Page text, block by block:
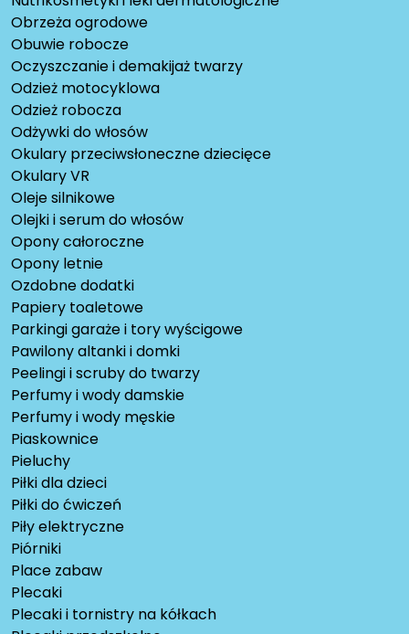
Obrzeża ogrodowe
Obuwie robocze
Oczyszczanie i demakijaż twarzy
Odzież motocyklowa
Odzież robocza
Odżywki do włosów
Okulary przeciwsłoneczne dziecięce
Okulary VR
Oleje silnikowe
Olejki i serum do włosów
Opony całoroczne
Opony letnie
Ozdobne dodatki
Papiery toaletowe
Parkingi garaże i tory wyścigowe
Pawilony altanki i domki
Peelingi i scruby do twarzy
Perfumy i wody damskie
Perfumy i wody męskie
Piaskownice
Pieluchy
Piłki dla dzieci
Piłki do ćwiczeń
Piły elektryczne
Piórniki
Place zabaw
Plecaki
Plecaki i tornistry na kółkach